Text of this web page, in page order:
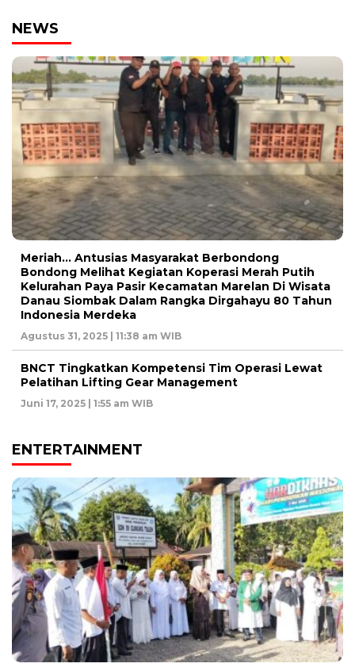
NEWS
Meriah… Antusias Masyarakat Berbondong
Bondong Melihat Kegiatan Koperasi Merah Putih
Kelurahan Paya Pasir Kecamatan Marelan Di Wisata
Danau Siombak Dalam Rangka Dirgahayu 80 Tahun
Indonesia Merdeka
Agustus 31, 2025 | 11:38 am WIB
BNCT Tingkatkan Kompetensi Tim Operasi Lewat
Pelatihan Lifting Gear Management
Juni 17, 2025 | 1:55 am WIB
ENTERTAINMENT